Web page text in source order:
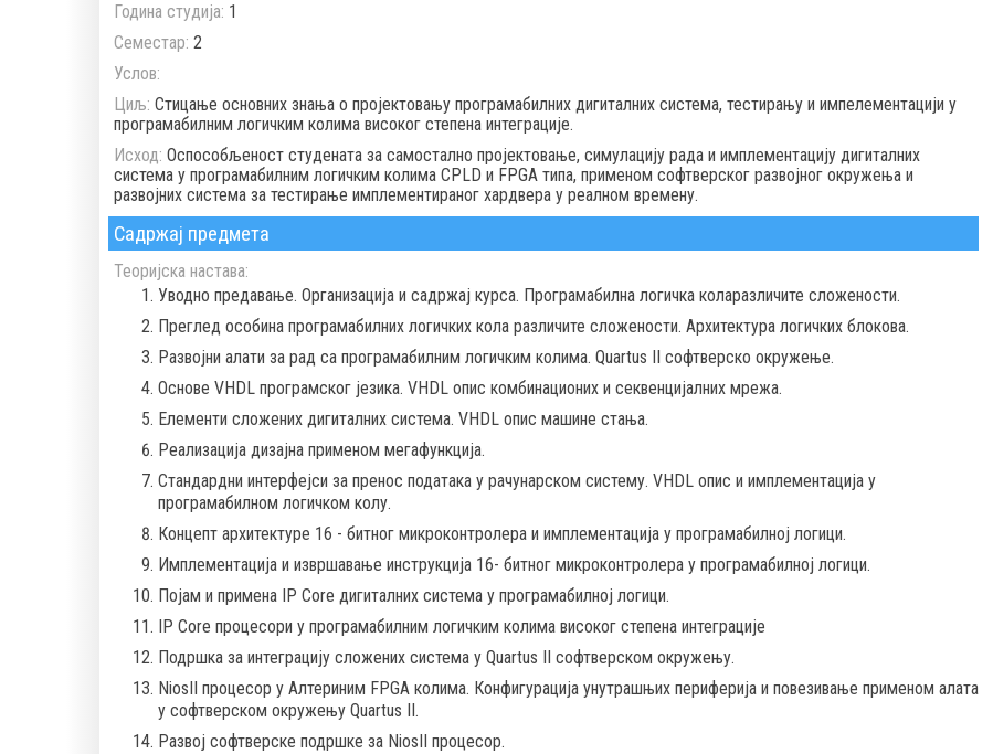
Година студија: 1
Семестар: 2
Услов:
Циљ: Стицање основних знања о пројектовању програмабилних дигиталних система, тестирању и импелементацији у
програмабилним логичким колима високог степена интеграције.
Исход: Оспособљеност студената за самостално пројектовање, симулацију рада и имплементацију дигиталних
система у програмабилним логичким колима CPLD и FPGA типа, применом софтверског развојног окружења и
развојних система за тестирање имплементираног хардвера у реалном времену.
Садржај предмета
Теоријска настава:
Уводно предавање. Организација и садржај курса. Програмабилна логичка коларазличите сложености.
Преглед особина програмабилних логичких кола различите сложености. Архитектура логичких блокова.
Развојни алати за рад са програмабилним логичким колима. Quartus II софтверско окружење.
Основе VHDL програмског језика. VHDL опис комбинационих и секвенцијалних мрежа.
Елементи сложених дигиталних система. VHDL опис машине стања.
Реализација дизајна применом мегафункција.
Стандардни интерфејси за пренос података у рачунарском систему. VHDL опис и имплементација у
програмабилном логичком колу.
Концепт архитектуре 16 - битног микроконтролера и имплементација у програмабилној логици.
Имплементација и извршавање инструкција 16- битног микроконтролера у програмабилној логици.
Појам и примена IP Core дигиталних система у програмабилној логици.
IP Core процесори у програмабилним логичким колима високог степена интеграције
Подршка за интеграцију сложених система у Quartus II софтверском окружењу.
NiosII процесор у Алтериним FPGA колима. Конфигурација унутрашњих периферија и повезивање применом алата
у софтверском окружењу Quartus II.
Развој софтверске подршке за NiosII процесор.